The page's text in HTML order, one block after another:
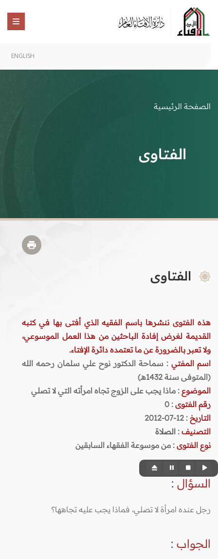
ENGLISH
الصفحة الرئيسية
الفتاوى
الفتاوى
هذه الفتوى ننشرها باسم الفقيه الذي أفتى بها في كتبه
القديمة لغرض إفادة الباحثين من هذا العمل الموسوعي،
ولا تعبر بالضرورة عن ما تعتمده دائرة الإفتاء.
اسم المفتي : سماحة الدكتور نوح علي سلمان رحمه الله
(المتوفى سنة 1432هـ)
الموضوع : ماذا يجب على الزوج تجاه امرأته التي لا تصلي
رقم الفتوى :
0
التاريخ : 12-07-2012
التصنيف : الصلاة
نوع الفتوى : من موسوعة الفقهاء السابقين
السؤال :
رجل عنده امرأة لا تصلي، فماذا يجب عليه تجاهها؟
الجواب :